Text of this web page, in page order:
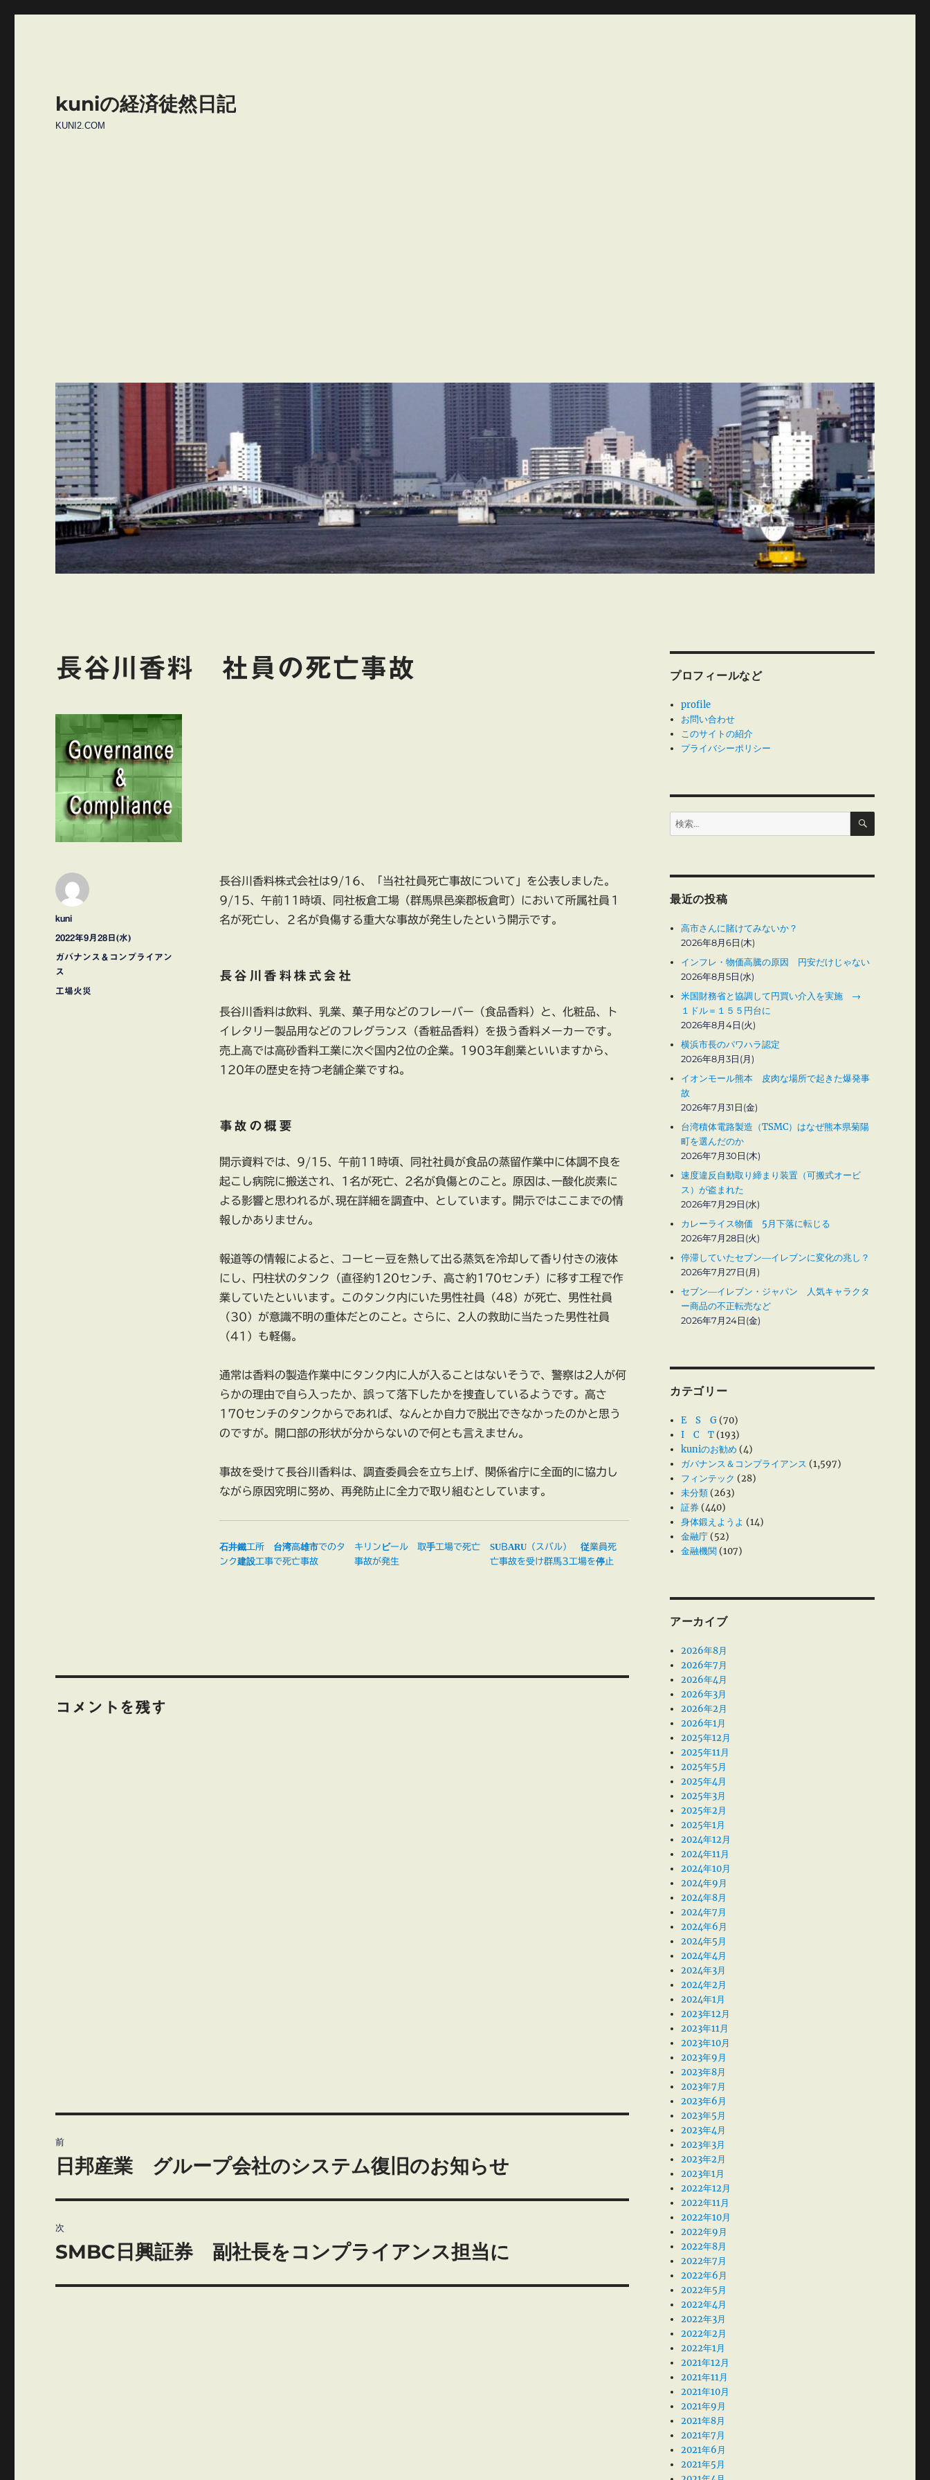
kuniの経済徒然日記
KUNI2.COM
長谷川香料 社員の死亡事故
長谷川香料株式会社は9/16、「当社社員死亡事故について」を公表しました。
9/15、午前11時頃、同社板倉工場（群馬県邑楽郡板倉町）において所属社員１
名が死亡し、２名が負傷する重大な事故が発生したという開示です。
長谷川香料株式会社
長谷川香料は飲料、乳業、菓子用などのフレーバー（食品香料）と、化粧品、ト
イレタリー製品用などのフレグランス（香粧品香料）を扱う香料メーカーです。
売上高では高砂香料工業に次ぐ国内2位の企業。1903年創業といいますから、
120年の歴史を持つ老舗企業ですね。
事故の概要
開示資料では、9/15、午前11時頃、同社社員が食品の蒸留作業中に体調不良を
起こし病院に搬送され、1名が死亡、2名が負傷とのこと。原因は､一酸化炭素に
よる影響と思われるが､現在詳細を調査中、としています。開示ではここまでの情
報しかありません。
報道等の情報によると、コーヒー豆を熱して出る蒸気を冷却して香り付きの液体
にし、円柱状のタンク（直径約120センチ、高さ約170センチ）に移す工程で作
業していたといいます。このタンク内にいた男性社員（48）が死亡、男性社員
（30）が意識不明の重体だとのこと。さらに、2人の救助に当たった男性社員
（41）も軽傷。
通常は香料の製造作業中にタンク内に人が入ることはないそうで、警察は2人が何
らかの理由で自ら入ったか、誤って落下したかを捜査しているようです。高さ
170センチのタンクからであれば、なんとか自力で脱出できなかったのかと思う
のですが。開口部の形状が分からないので何とも言えません。
事故を受けて長谷川香料は、調査委員会を立ち上げ、関係省庁に全面的に協力し
ながら原因究明に努め、再発防止に全力で取り組むとしています。
石井鐵工所 台湾高雄市でのタ
ンク建設工事で死亡事故
キリンビール 取手工場で死亡
事故が発生
SUBARU（スバル） 従業員死
亡事故を受け群馬3工場を停止
投
稿
kuni
投
稿
日:
2022年9月28日(水)
カ
テ
ゴ
ガバナンス＆コンプライアン
ス
タ
工場火災
コメントを残す
稿
ゲ
前
前
投
稿:
日邦産業 グループ会社のシステム復旧のお知らせ
次
次
投
SMBC日興証券 副社長をコンプライアンス担当に
プロフィールなど
profile
お問い合わせ
このサイトの紹介
プライバシーポリシー
検
索:
検
最近の投稿
高市さんに賭けてみないか？
2026年8月6日(木)
インフレ・物価高騰の原因 円安だけじゃない
2026年8月5日(水)
米国財務省と協調して円買い介入を実施 →
１ドル＝１５５円台に
2026年8月4日(火)
横浜市長のパワハラ認定
2026年8月3日(月)
イオンモール熊本 皮肉な場所で起きた爆発事
故
2026年7月31日(金)
台湾積体電路製造（TSMC）はなぜ熊本県菊陽
町を選んだのか
2026年7月30日(木)
速度違反自動取り締まり装置（可搬式オービ
ス）が盗まれた
2026年7月29日(水)
カレーライス物価 5月下落に転じる
2026年7月28日(火)
停滞していたセブン―イレブンに変化の兆し？
2026年7月27日(月)
セブン―イレブン・ジャパン 人気キャラクタ
ー商品の不正転売など
2026年7月24日(金)
カテゴリー
E S G (70)
I C T (193)
kuniのお勧め (4)
ガバナンス＆コンプライアンス (1,597)
フィンテック (28)
未分類 (263)
証券 (440)
身体鍛えようよ (14)
金融庁 (52)
金融機関 (107)
アーカイブ
2026年8月
2026年7月
2026年4月
2026年3月
2026年2月
2026年1月
2025年12月
2025年11月
2025年5月
2025年4月
2025年3月
2025年2月
2025年1月
2024年12月
2024年11月
2024年10月
2024年9月
2024年8月
2024年7月
2024年6月
2024年5月
2024年4月
2024年3月
2024年2月
2024年1月
2023年12月
2023年11月
2023年10月
2023年9月
2023年8月
2023年7月
2023年6月
2023年5月
2023年4月
2023年3月
2023年2月
2023年1月
2022年12月
2022年11月
2022年10月
2022年9月
2022年8月
2022年7月
2022年6月
2022年5月
2022年4月
2022年3月
2022年2月
2022年1月
2021年12月
2021年11月
2021年10月
2021年9月
2021年8月
2021年7月
2021年6月
2021年5月